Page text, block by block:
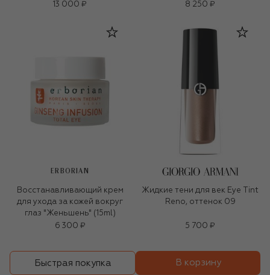
13 000 ₽
8 250 ₽
ERBORIAN
Восстанавливающий крем
для ухода за кожей вокруг
глаз "Женьшень" (15ml)
6 300 ₽
Жидкие тени для век Eye Tint
Reno, оттенок 09
5 700 ₽
Быстрая покупка В корзину